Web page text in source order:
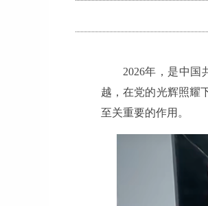
2026年，是中国
越，在党的光辉照耀
至关重要的作用。